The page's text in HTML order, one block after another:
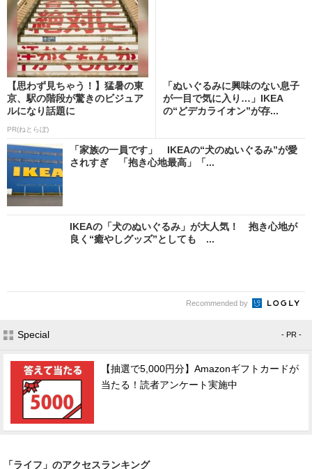
【思わず見ちゃう！】猛暑の東
京、駅の階段が驚きのビジュア
ルになり話題に
PR(ねとらぼ)
「ぬいぐるみに興味のない息子
が一目で気に入り…」IKEA
の“どデカライオン”が存...
「家族の一員です」 IKEAの“犬のぬいぐるみ”が愛
されすぎ 「抱き心地最高」「...
IKEAの「犬のぬいぐるみ」が大人気！ 抱き心地が
良く“癒やしグッズ”としても ...
Recommended by
Special - PR -
【抽選で5,000円分】Amazonギフトカードが
当たる！読者アンケート実施中
「ライフ」のアクセスランキング